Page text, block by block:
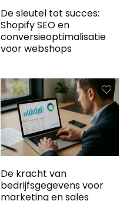
De sleutel tot succes:
Shopify SEO en
conversieoptimalisatie
voor webshops
De kracht van
bedrijfsgegevens voor
marketing en sales